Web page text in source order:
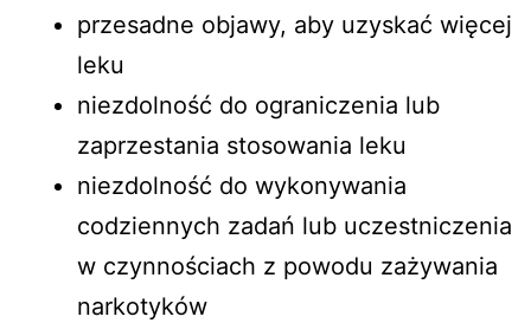
przesadne objawy, aby uzyskać więcej
leku
niezdolność do ograniczenia lub
zaprzestania stosowania leku
niezdolność do wykonywania
codziennych zadań lub uczestniczenia
w czynnościach z powodu zażywania
narkotyków